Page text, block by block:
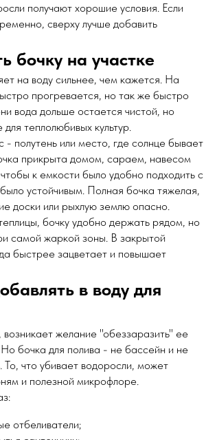
получают хорошие условия. Если
сверху лучше добавить
бочку на участке
на воду сильнее, чем кажется. На
прогревается, но так же быстро
вода дольше остается чистой, но
теплолюбивых культур.
полутень или место, где солнце бывает
прикрыта домом, сараем, навесом
к емкости было удобно подходить с
устойчивым. Полная бочка тяжелая,
доски или рыхлую землю опасно.
бочку удобно держать рядом, но
самой жаркой зоны. В закрытой
быстрее зацветает и повышает
в воду для
возникает желание "обеззаразить" ее
бочка для полива - не бассейн и не
То, что убивает водоросли, может
и полезной микрофлоре.
отбеливатели;